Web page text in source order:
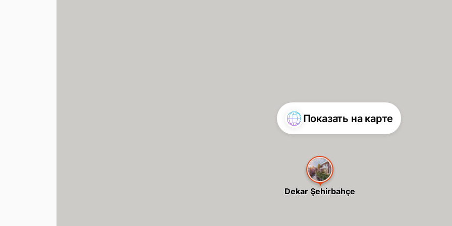
Dekar Şehirbahçe
Показать на карте